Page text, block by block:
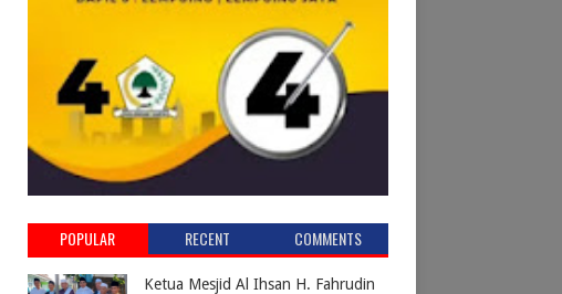
POPULAR RECENT COMMENTS
Ketua Mesjid Al Ihsan H. Fahrudin